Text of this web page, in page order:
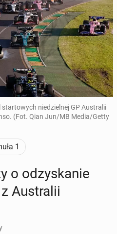
niedzielnej GP Australii
(Fot. Qian Jun/MB Media/Getty
1
o od­zy­ska­nie
Au­stra­lii